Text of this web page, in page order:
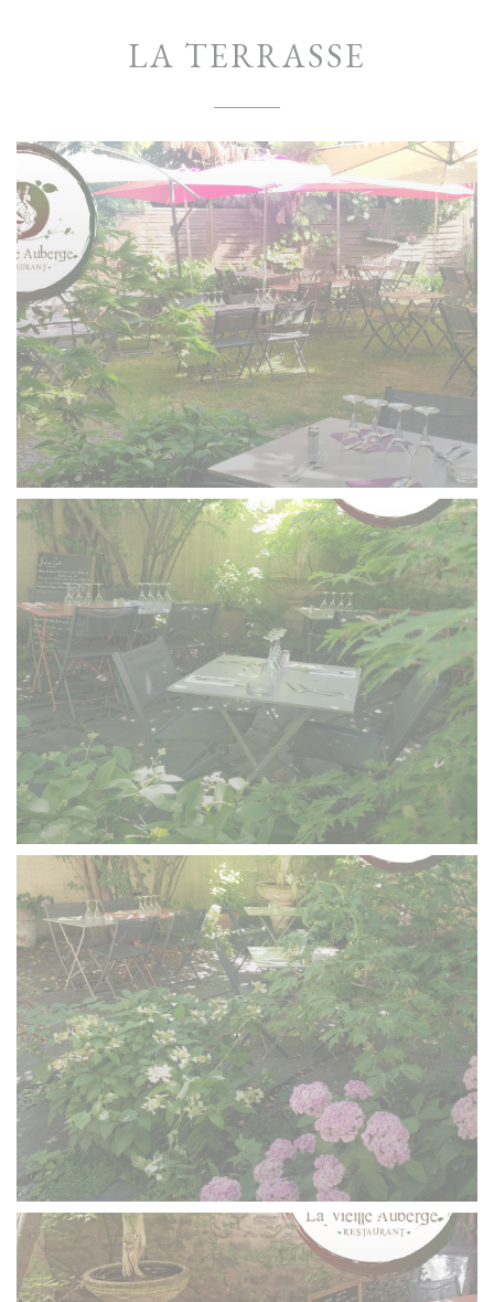
LA TERRASSE